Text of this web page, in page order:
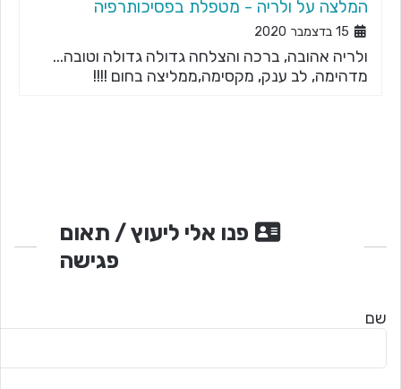
המלצה על ולריה - מטפלת בפסיכותרפיה
15 בדצמבר 2020
ולריה אהובה, ברכה והצלחה גדולה גדולה וטובה...
מדהימה, לב ענק, מקסימה,ממליצה בחום !!!!
פנו אלי ליעוץ / תאום
פגישה
שם